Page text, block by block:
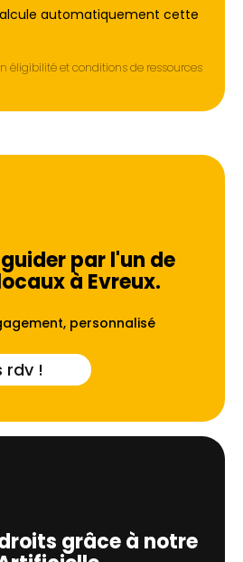
automatiquement cette
éligibilité et conditions de ressources
par l'un de
à Evreux.
personnalisé
rdv !
grâce à notre